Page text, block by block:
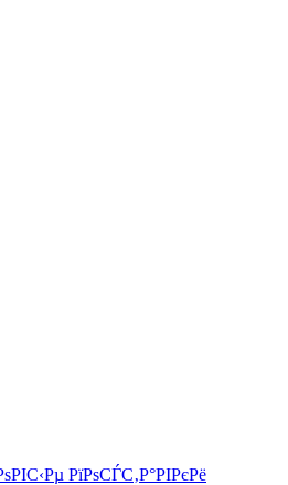
РїРѕСЃС‚Р°РІРєРё